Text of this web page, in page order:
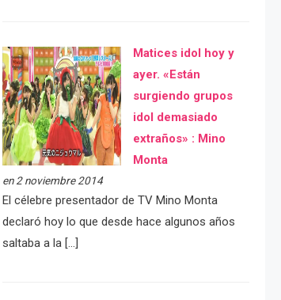
Matices idol hoy y
ayer. «Están
surgiendo grupos
idol demasiado
extraños» : Mino
Monta
en 2 noviembre 2014
El célebre presentador de TV Mino Monta
declaró hoy lo que desde hace algunos años
saltaba a la […]